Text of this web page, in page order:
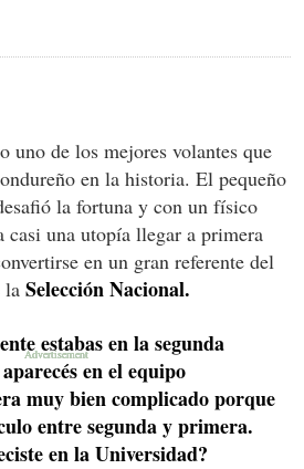
uno de los mejores volantes que
en la historia. El pequeño
la fortuna y con un físico
casi una utopía llegar a primera
en un gran referente del
la Selección Nacional.
estabas en la segunda
en el equipo
muy bien complicado porque
entre segunda y primera.
en la Universidad?